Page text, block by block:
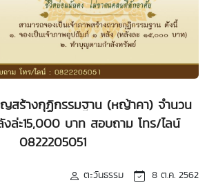
สร้างกุฏิกรรมฐาน (หญ้าคา) จำนวน
ล่ะ15,000 บาท สอบถาม โทร/ไลน์
0822205051
ตะวันธรรม 8 ต.ค. 2562